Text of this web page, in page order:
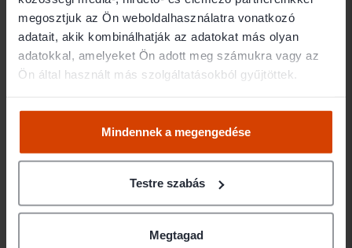
megosztjuk az Ön weboldalhasználatra vonatkozó
adatait, akik kombinálhatják az adatokat más olyan
adatokkal, amelyeket Ön adott meg számukra vagy az
Ön által használt más szolgáltatásokból gyűjtöttek.
Mindennek a megengedése
Testre szabás
Megtagad
Elérhetőségek
1077 Budapest Wesselényi utca 66.
Ügyfélfogadás